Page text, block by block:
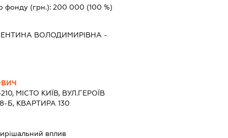
фонду (грн.): 200 000 (100 %)
ВОЛОДИМИРІВНА -
МІСТО КИЇВ, ВУЛ.ГЕРОЇВ
Б, КВАРТИРА 130
вплив